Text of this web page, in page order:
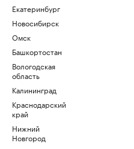
Екатеринбург
Новосибирск
Омск
Башкортостан
Вологодская
область
Калининград
Краснодарский
край
Нижний
Новгород